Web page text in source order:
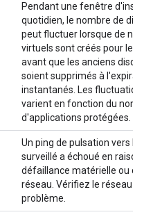
Pendant une fenêtre
quotidien, le nombre de
peut fluctuer lorsque de
virtuels sont créés pour les
avant que les anciens
soient supprimés à
instantanés. Les
varient en fonction du
d'applications protégées.
Un ping de pulsation vers le
surveillé a échoué en
défaillance matérielle ou
réseau. Vérifiez le réseau
problème.